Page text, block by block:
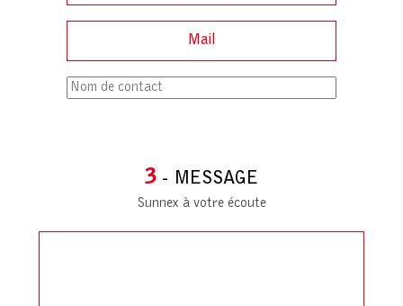
3 - MESSAGE
Sunnex à votre écoute